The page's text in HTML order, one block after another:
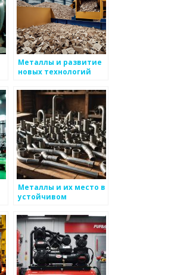
Металлы и развитие
новых технологий
Металлы и их место в
устойчивом